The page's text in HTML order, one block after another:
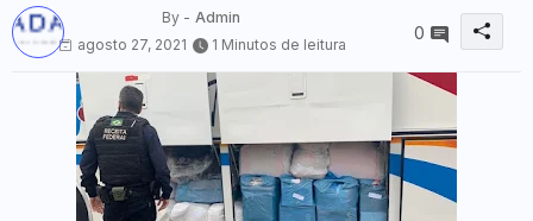
By - Admin
agosto 27, 2021
1 Minutos de leitura
0